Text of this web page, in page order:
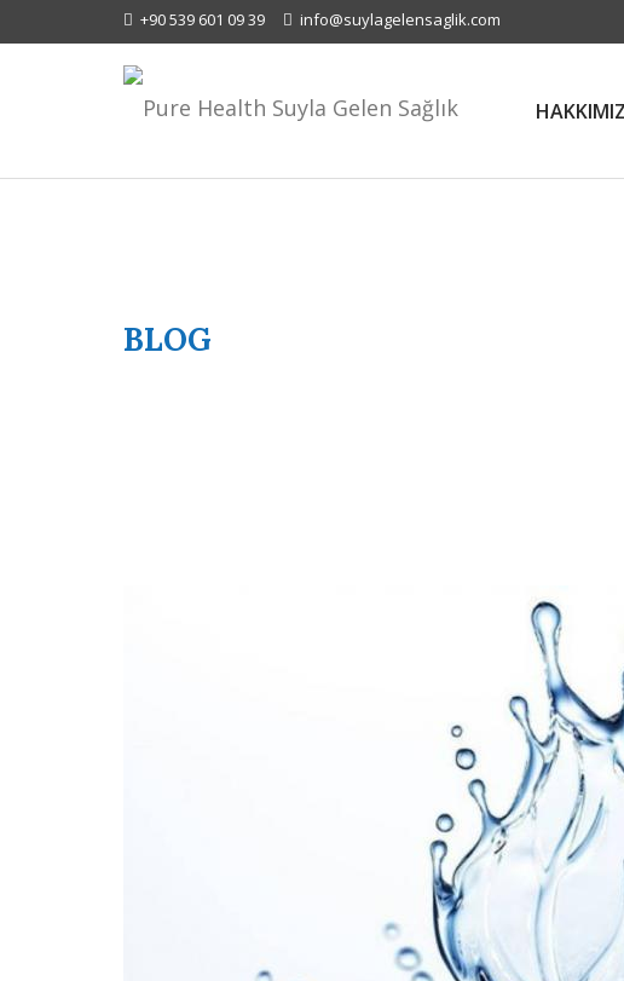
+90 539 601 09 39 info@suylagelensaglik.com
BLOG